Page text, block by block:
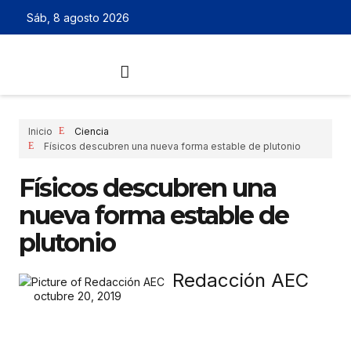
Sáb, 8 agosto 2026
Inicio
Ciencia
Físicos descubren una nueva forma estable de plutonio
Físicos descubren una
nueva forma estable de
plutonio
Redacción AEC
octubre 20, 2019